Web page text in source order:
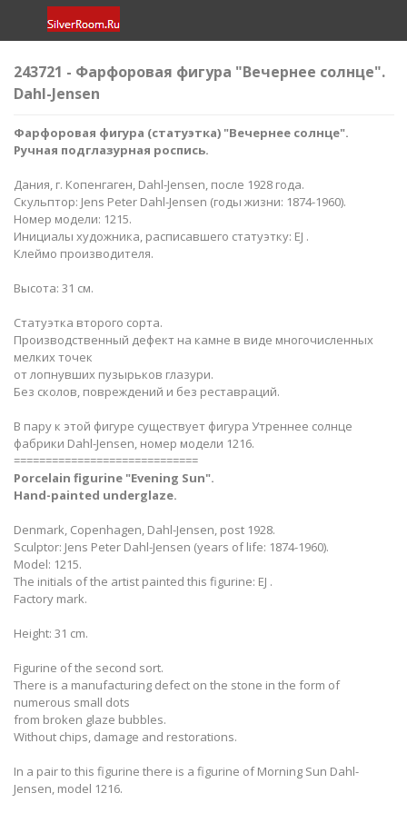
243721 - Фарфоровая фигура "Вечернее солнце​".
Dahl-Jensen
Фарфоровая фигура (статуэтка) "Вечернее солнце​".
Ручная подглазурная роспись.
Дания, г. Копенгаген, Dahl-Jensen, после 1928 года.
Скульптор: Jens Peter Dahl-Jensen (годы жизни: 1874-1960).
Номер модели: 1215.
Инициалы художника, расписавшего статуэтку: EJ .
Клеймо производителя.
Высота: 31 см.
Статуэтка второго сорта.
Производственный дефект на камне в виде многочисленных
мелких точек
от лопнувших пузырьков глазури.
Без сколов, повреждений и без реставраций.
В пару к этой фигуре существует фигура Утреннее солнце
фабрики Dahl-Jensen, номер модели 1216.
=============================
Porcelain figurine "Evening Sun​".
Hand-painted underglaze.
Denmark, Copenhagen, Dahl-Jensen, post 1928.
Sculptor: Jens Peter Dahl-Jensen (years of life: 1874-1960).
Model: 1215.
The initials of the artist painted this figurine: EJ .
Factory mark.
Height: 31 cm.
Figurine of the second sort.
There is a manufacturing defect on the stone in the form of
numerous small dots
from broken glaze bubbles.
Without chips, damage and restorations.
In a pair to this figurine there is a figurine of Morning Sun Dahl-
Jensen, model 1216.